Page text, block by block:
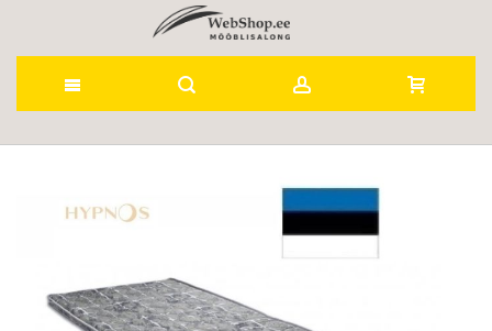
Content
images